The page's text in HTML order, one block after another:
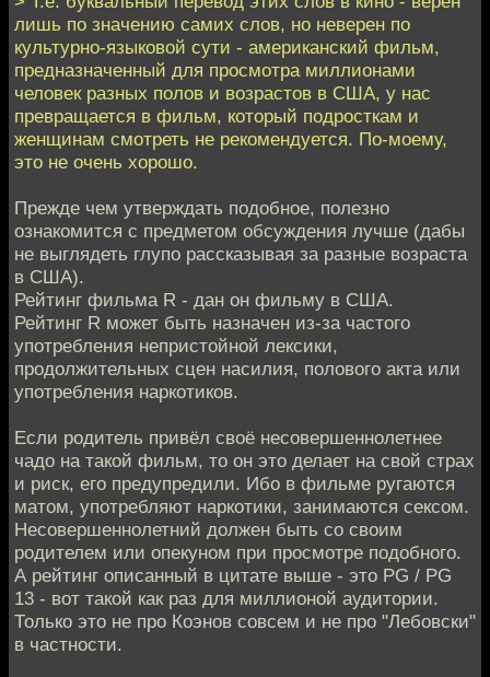
лишь по значению самих слов, но неверен по
культурно-языковой сути - американский фильм,
предназначенный для просмотра миллионами
человек разных полов и возрастов в США, у нас
превращается в фильм, который подросткам и
женщинам смотреть не рекомендуется. По-моему,
это не очень хорошо.
Прежде чем утверждать подобное, полезно
ознакомится с предметом обсуждения лучше (дабы
не выглядеть глупо рассказывая за разные возраста
в США).
Рейтинг фильма R - дан он фильму в США.
Рейтинг R может быть назначен из-за частого
употребления непристойной лексики,
продолжительных сцен насилия, полового акта или
употребления наркотиков.
Если родитель привёл своё несовершеннолетнее
чадо на такой фильм, то он это делает на свой страх
и риск, его предупредили. Ибо в фильме ругаются
матом, употребляют наркотики, занимаются сексом.
Несовершеннолетний должен быть со своим
родителем или опекуном при просмотре подобного.
А рейтинг описанный в цитате выше - это PG / PG
13 - вот такой как раз для миллионой аудитории.
Только это не про Коэнов совсем и не про "Лебовски"
в частности.